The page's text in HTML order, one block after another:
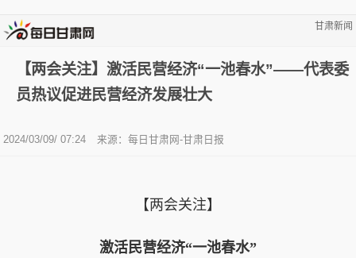
甘肃新闻
【两会关注】激活民营经济“一池春水”——代表委
员热议促进民营经济发展壮大
2024/03/09/ 07:24 来源：每日甘肃网-甘肃日报
【两会关注】
激活民营经济“一池春水”